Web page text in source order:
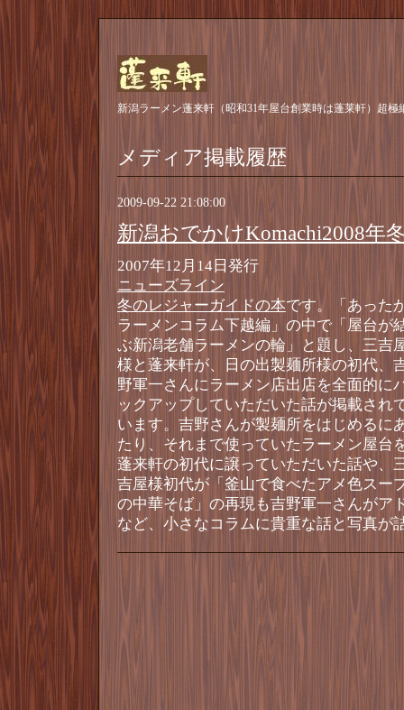
新潟ラーメン蓬来軒（昭和31年屋台創業時は蓬莱軒）超
メディア掲載履歴
2009-09-22 21:08:00
新潟おでかけKomachi2008年
2007年12月14日発行
ニューズライン
冬のレジャーガイドの本です。「あった
ラーメンコラム下越編」の中で「屋台が
ぶ新潟老舗ラーメンの輪」と題し、三吉
様と蓬来軒が、日の出製麺所様の初代、
野軍一さんにラーメン店出店を全面的に
ックアップしていただいた話が掲載され
います。吉野さんが製麺所をはじめるに
たり、それまで使っていたラーメン屋台
蓬来軒の初代に譲っていただいた話や、
吉屋様初代が「釜山で食べたアメ色スー
の中華そば」の再現も吉野軍一さんがア
など、小さなコラムに貴重な話と写真が